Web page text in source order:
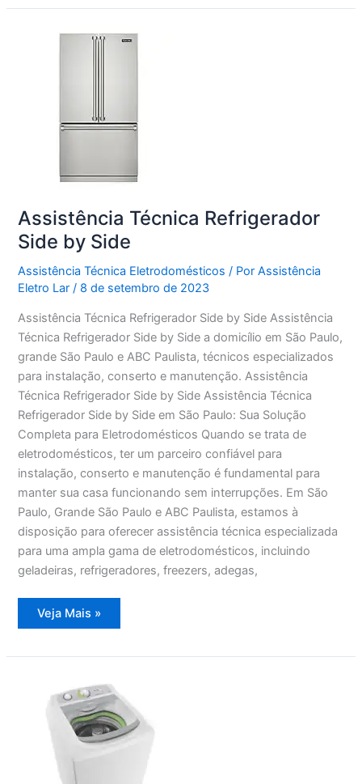
Assistência Técnica Refrigerador
Side by Side
Assistência Técnica Eletrodomésticos / PorAssistência
Eletro Lar / 8 de setembro de 2023
Assistência Técnica Refrigerador Side by Side Assistência
Técnica Refrigerador Side by Side a domicílio em São Paulo,
grande São Paulo e ABC Paulista, técnicos especializados
para instalação, conserto e manutenção. Assistência
Técnica Refrigerador Side by Side Assistência Técnica
Refrigerador Side by Side em São Paulo: Sua Solução
Completa para Eletrodomésticos Quando se trata de
eletrodomésticos, ter um parceiro confiável para
instalação, conserto e manutenção é fundamental para
manter sua casa funcionando sem interrupções. Em São
Paulo, Grande São Paulo e ABC Paulista, estamos à
disposição para oferecer assistência técnica especializada
para uma ampla gama de eletrodomésticos, incluindo
geladeiras, refrigeradores, freezers, adegas,
Assistência
Técnica
by
Veja Mais »